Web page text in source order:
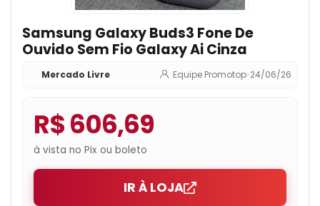
Samsung Galaxy Buds3 Fone De
Ouvido Sem Fio Galaxy Ai Cinza
Mercado Livre Equipe Promotop•24/06/26
R$ 606,69
à vista no Pix ou boleto
IR À LOJA